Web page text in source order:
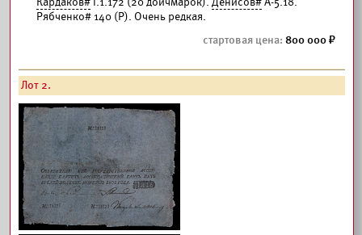
Рябченко# 140 (Р). Очень редкая.
800 000
Лот 2.